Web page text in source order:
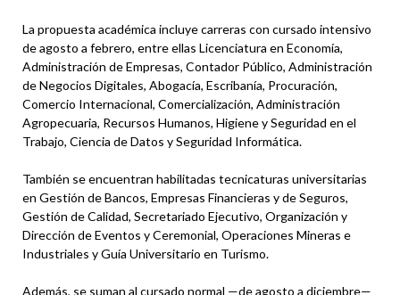
La propuesta académica incluye carreras con cursado intensivo
de agosto a febrero, entre ellas Licenciatura en Economía,
Administración de Empresas, Contador Público, Administración
de Negocios Digitales, Abogacía, Escribanía, Procuración,
Comercio Internacional, Comercialización, Administración
Agropecuaria, Recursos Humanos, Higiene y Seguridad en el
Trabajo, Ciencia de Datos y Seguridad Informática.
También se encuentran habilitadas tecnicaturas universitarias
en Gestión de Bancos, Empresas Financieras y de Seguros,
Gestión de Calidad, Secretariado Ejecutivo, Organización y
Dirección de Eventos y Ceremonial, Operaciones Mineras e
Industriales y Guía Universitario en Turismo.
Además, se suman al cursado normal —de agosto a diciembre—